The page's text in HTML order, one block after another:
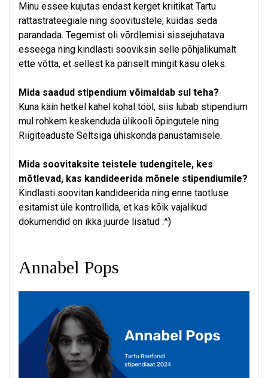
Minu essee kujutas endast kerget kriitikat Tartu
rattastrateegiale ning soovitustele, kuidas seda
parandada. Tegemist oli võrdlemisi sissejuhatava
esseega ning kindlasti sooviksin selle põhjalikumalt
ette võtta, et sellest ka päriselt mingit kasu oleks.
Mida saadud stipendium võimaldab sul teha?
Kuna käin hetkel kahel kohal tööl, siis lubab stipendium
mul rohkem keskenduda ülikooli õpingutele ning
Riigiteaduste Seltsiga ühiskonda panustamisele.
Mida soovitaksite teistele tudengitele, kes
mõtlevad, kas kandideerida mõnele stipendiumile?
Kindlasti soovitan kandideerida ning enne taotluse
esitamist üle kontrollida, et kas kõik vajalikud
dokumendid on ikka juurde lisatud :^)
Annabel Pops